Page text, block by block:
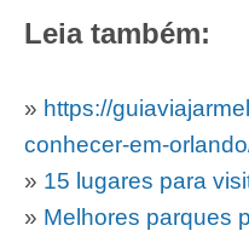
Leia também:
» https://
conhecer-em-
» 15 lugares para
» Melhores parques